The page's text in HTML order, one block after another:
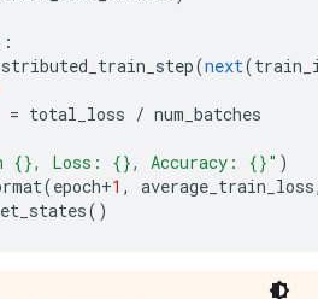
(next(
= total_loss / num_batches
{}, Loss: {}, Accuracy: {}" )
(epoch+1 , average_train_loss
()